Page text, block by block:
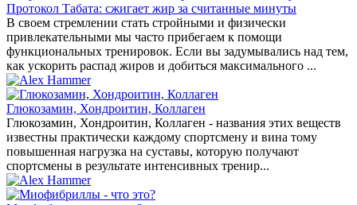
Протокол Табата: сжигает жир за считанные минуты
В своем стремлении стать стройными и физически
привлекательными мы часто прибегаем к помощи
функциональных тренировок. Если вы задумывались над тем,
как ускорить распад жиров и добиться максимального ...
Глюкозамин, Хондроитин, Коллаген
Глюкозамин, Хондроитин, Коллаген - названия этих веществ
известны практически каждому спортсмену и вина тому
повышенная нагрузка на суставы, которую получают
спортсмены в результате интенсивных тренир...